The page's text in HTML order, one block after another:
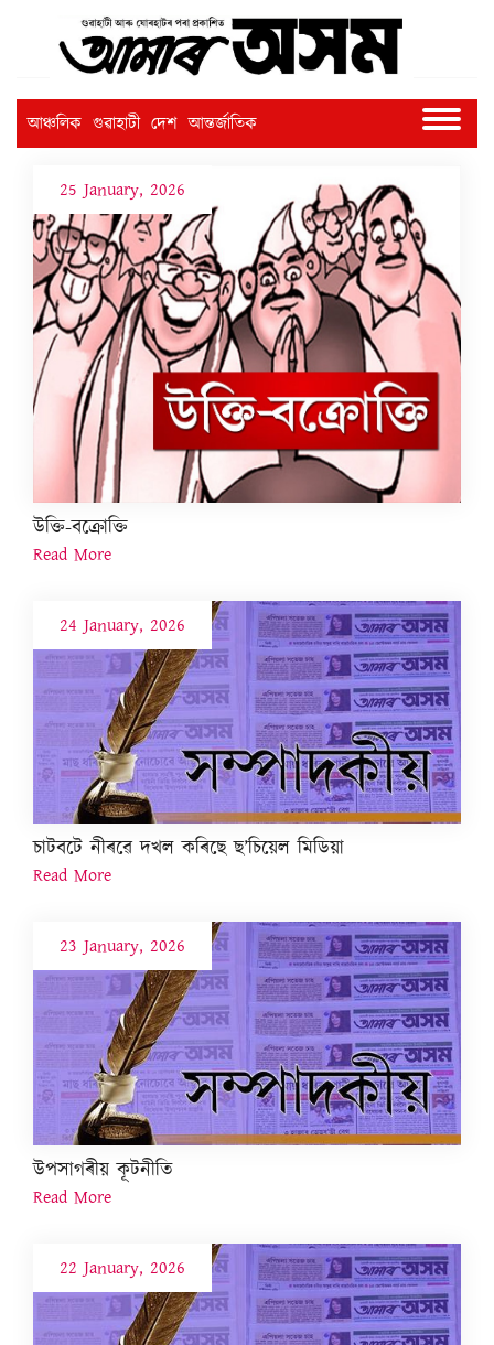
আঞ্চলিক গুৱাহাটী দেশ আন্তৰ্জাতিক
25 January, 2026
উক্তি-বক্ৰোক্তি
Read More
24 January, 2026
চাটবটে নীৰৱে দখল কৰিছে ছ’চিয়েল মিডিয়া
Read More
23 January, 2026
উপসাগৰীয় কূটনীতি
Read More
22 January, 2026